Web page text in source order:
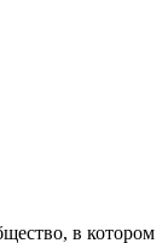
в котором